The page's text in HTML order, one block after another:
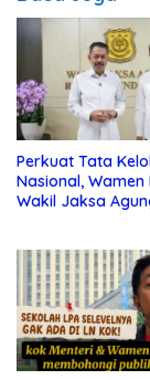
Perkuat Tata
Nasional, Wamen
Wakil Jaksa